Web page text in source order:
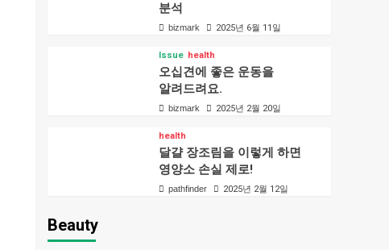
분석
bizmark 2025년 6월 11일
Issue health
오십견에 좋은 운동을
알려드려요.
bizmark 2025년 2월 20일
health
달걀 장조림을 이렇게 하면
영양소 손실 제로!
pathfinder 2025년 2월 12일
Beauty